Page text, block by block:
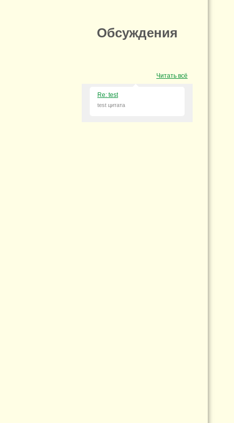
Обсуждения
Читать всё
Re: test
test цитата